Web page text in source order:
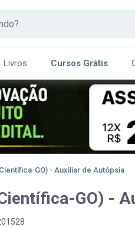
Livros Cursos Grátis
GO) - Auxiliar de Autópsia
GO) -